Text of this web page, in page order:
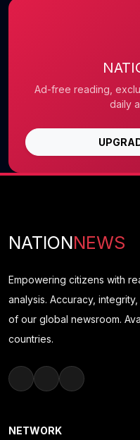
Ad-free reading,
daily
NATIONNEWS
Empowering citizens with
analysis. Accuracy,
of our global newsroom.
countries.
NETWORK